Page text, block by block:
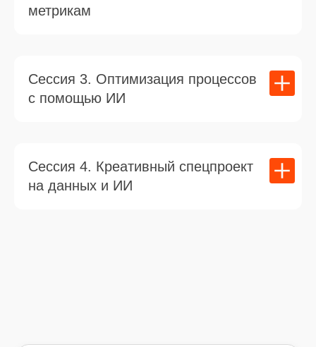
метрикам
Сессия 3. Оптимизация процессов
с помощью ИИ
Сессия 4. Креативный спецпроект
на данных и ИИ
спринта
доступ к закрытому сообществу To Dual
Освоить навык